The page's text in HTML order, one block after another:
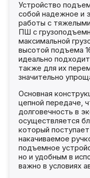
Устройство
собой надежное и
работы с
ПШ с
максимальной
высотой подъема
идеально
также для их
значительно
Основная
цепной передаче,
долговечность в
осуществляется
который
накачиваемое
подъемное
но и удобным в
важно в условиях